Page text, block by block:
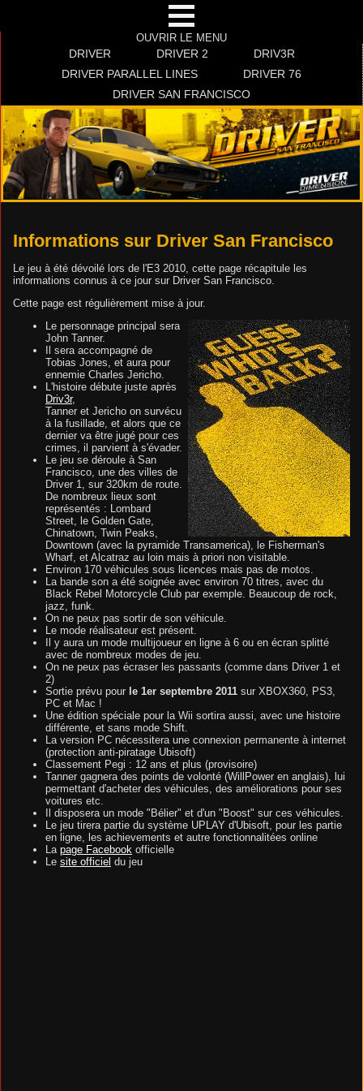
OUVRIR LE MENU
DRIVER DRIVER 2
DRIV3R
DRIVER PARALLEL LINES
DRIVER 76
DRIVER SAN FRANCISCO
Informations sur Driver San Francisco
Le jeu à été dévoilé lors de l'E3 2010, cette page récapitule les
informations connus à ce jour sur Driver San Francisco.
Cette page est régulièrement mise à jour.
Le personnage principal sera
John Tanner.
Il sera accompagné de
Tobias Jones, et aura pour
ennemie Charles Jericho.
L'histoire débute juste après
Driv3r,
Tanner et Jericho on survécu
à la fusillade, et alors que ce
dernier va être jugé pour ces
crimes, il parvient à s'évader.
Le jeu se déroule à San
Francisco, une des villes de
Driver 1, sur 320km de route.
De nombreux lieux sont
représentés : Lombard
Street, le Golden Gate,
Chinatown, Twin Peaks,
Downtown (avec la pyramide Transamerica), le Fisherman's
Wharf, et Alcatraz au loin mais à priori non visitable.
Environ 170 véhicules sous licences mais pas de motos.
La bande son a été soignée avec environ 70 titres, avec du
Black Rebel Motorcycle Club par exemple. Beaucoup de rock,
jazz, funk.
On ne peux pas sortir de son véhicule.
Le mode réalisateur est présent.
Il y aura un mode multijoueur en ligne à 6 ou en écran splitté
avec de nombreux modes de jeu.
On ne peux pas écraser les passants (comme dans Driver 1 et
2)
Sortie prévu pour le 1er septembre 2011 sur XBOX360, PS3,
PC et Mac !
Une édition spéciale pour la Wii sortira aussi, avec une histoire
différente, et sans mode Shift.
La version PC nécessitera une connexion permanente à internet
(protection anti-piratage Ubisoft)
Classement Pegi : 12 ans et plus (provisoire)
Tanner gagnera des points de volonté (WillPower en anglais), lui
permettant d'acheter des véhicules, des améliorations pour ses
voitures etc.
Il disposera un mode "Bélier" et d'un "Boost" sur ces véhicules.
Le jeu tirera partie du système UPLAY d'Ubisoft, pour les partie
en ligne, les achievements et autre fonctionnalitées online
La page Facebook officielle
Le site officiel du jeu